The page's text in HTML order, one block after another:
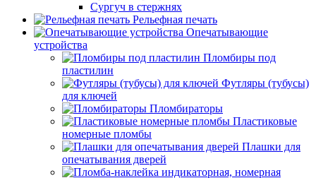
Сургуч в стержнях
Рельефная печать
Опечатывающие
устройства
Пломбиры под
пластилин
Футляры (тубусы)
для ключей
Пломбираторы
Пластиковые
номерные пломбы
Плашки для
опечатывания дверей